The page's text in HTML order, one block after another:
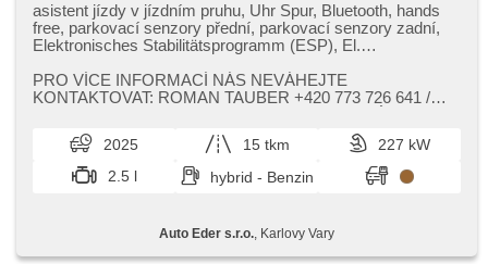
asistent jízdy v jízdním pruhu, Uhr Spur, Bluetooth, hands
free, parkovací senzory přední, parkovací senzory zadní,
Elektronisches Stabilitätsprogramm (ESP), El.
El. Spiegel, USB, isofix, Fahrkamera, Klimaautomatik,
řazení pádly pod volantem, Navigation, ukazatel
zatmavená zadní skla, Vorderlichter LED, täglich Leuchten,
Nebelscheinwerfer, Lederpolsterung, Ledersitze, Adaptive
Geschwindigkeitsregelung, Multifunktionslenkrad,
Servolenkung, Reifendrucksensor, beheizte Lenkrad, Heck
CarPlay, Überwachung der Ermüdung des Fahrers,
bezklíčové startování, starten per Taste, bezklíčové
PRO VÍCE INFORMACÍ NÁS NEVÁHEJTE
KONTAKTOVAT: ROMAN TAUBER ​+420 773 726 641 /
2025 15 tkm
227 kW
2.5 l
hybrid - Benzin
Auto Eder s.r.o. , Karlovy Vary